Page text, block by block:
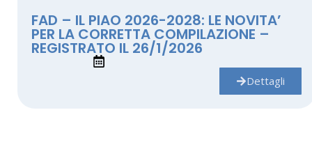
FAD – IL PIAO 2026-2028: LE NOVITA’
PER LA CORRETTA COMPILAZIONE –
REGISTRATO IL 26/1/2026
Dettagli